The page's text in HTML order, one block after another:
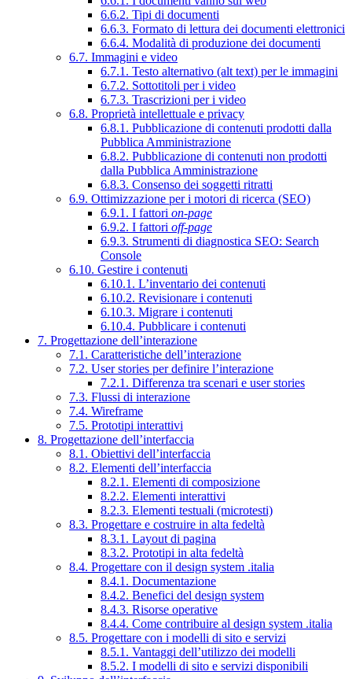
6.6.2. Tipi di documenti
6.6.3. Formato di lettura dei documenti elettronici
6.6.4. Modalità di produzione dei documenti
6.7. Immagini e video
6.7.1. Testo alternativo (alt text) per le immagini
6.7.2. Sottotitoli per i video
6.7.3. Trascrizioni per i video
6.8. Proprietà intellettuale e privacy
6.8.1. Pubblicazione di contenuti prodotti dalla
Pubblica Amministrazione
6.8.2. Pubblicazione di contenuti non prodotti
dalla Pubblica Amministrazione
6.8.3. Consenso dei soggetti ritratti
6.9. Ottimizzazione per i motori di ricerca (SEO)
6.9.1. I fattori on-page
6.9.2. I fattori off-page
6.9.3. Strumenti di diagnostica SEO: Search
Console
6.10. Gestire i contenuti
6.10.1. L’inventario dei contenuti
6.10.2. Revisionare i contenuti
6.10.3. Migrare i contenuti
6.10.4. Pubblicare i contenuti
7. Progettazione dell’interazione
7.1. Caratteristiche dell’interazione
7.2. User stories per definire l’interazione
7.2.1. Differenza tra scenari e user stories
7.3. Flussi di interazione
7.4. Wireframe
7.5. Prototipi interattivi
8. Progettazione dell’interfaccia
8.1. Obiettivi dell’interfaccia
8.2. Elementi dell’interfaccia
8.2.1. Elementi di composizione
8.2.2. Elementi interattivi
8.2.3. Elementi testuali (microtesti)
8.3. Progettare e costruire in alta fedeltà
8.3.1. Layout di pagina
8.3.2. Prototipi in alta fedeltà
8.4. Progettare con il design system .italia
8.4.1. Documentazione
8.4.2. Benefici del design system
8.4.3. Risorse operative
8.4.4. Come contribuire al design system .italia
8.5. Progettare con i modelli di sito e servizi
8.5.1. Vantaggi dell’utilizzo dei modelli
8.5.2. I modelli di sito e servizi disponibili